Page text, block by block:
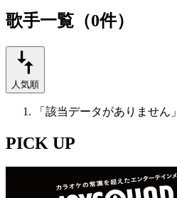
歌手一覧（0件）
人気順
「該当データがありません」
PICK UP